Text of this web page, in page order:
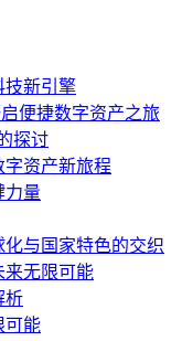
技新引擎
便捷数字资产之旅
探讨
资产新旅程
力量
与国家特色的交织
来无限可能
析
可能